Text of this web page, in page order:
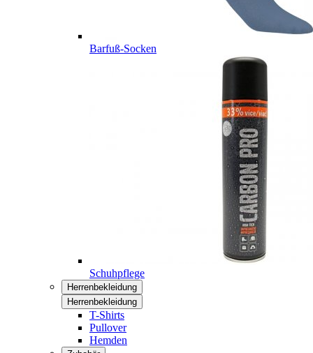
Barfuß-Socken
Schuhpflege
Herrenbekleidung
Herrenbekleidung
T-Shirts
Pullover
Hemden